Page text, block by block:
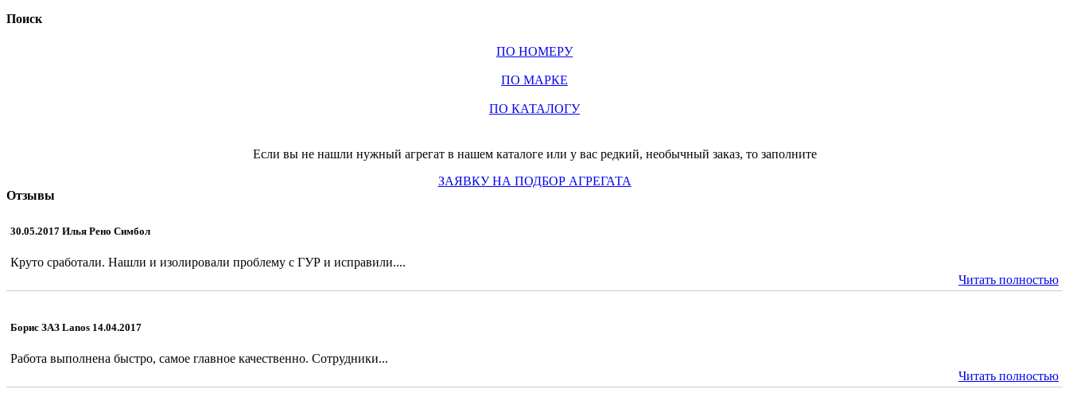
Поиск
ПО НОМЕРУ
ПО МАРКЕ
ПО КАТАЛОГУ
Если вы не нашли нужный агрегат в нашем каталоге или у вас редкий, необычный заказ, то заполните
ЗАЯВКУ НА ПОДБОР АГРЕГАТА
Отзывы
30.05.2017 Илья Рено Симбол
Круто сработали. Нашли и изолировали проблему с ГУР и исправили....
Читать полностью
Борис ЗАЗ Lanos 14.04.2017
Работа выполнена быстро, самое главное качественно. Сотрудники...
Читать полностью